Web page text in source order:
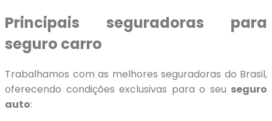
Principais seguradoras para
seguro carro
Trabalhamos com as melhores seguradoras do Brasil,
oferecendo condições exclusivas para o seu seguro
auto: